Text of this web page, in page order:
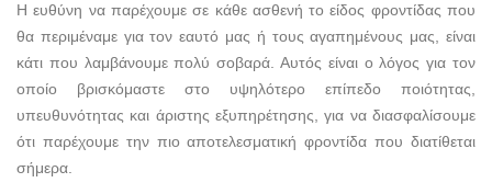
Η ευθύνη να παρέχουμε σε κάθε ασθενή το είδος φροντίδας που
θα περιμέναμε για τον εαυτό μας ή τους αγαπημένους μας, είναι
κάτι που λαμβάνουμε πολύ σοβαρά. Αυτός είναι ο λόγος για τον
οποίο βρισκόμαστε στο υψηλότερο επίπεδο ποιότητας,
υπευθυνότητας και άριστης εξυπηρέτησης, για να διασφαλίσουμε
ότι παρέχουμε την πιο αποτελεσματική φροντίδα που διατίθεται
σήμερα.